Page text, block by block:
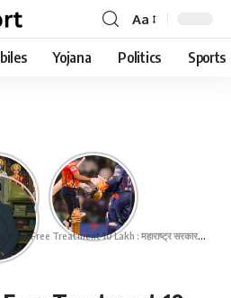
Font
Resizer
Aa
Yojana Politics Sports
10 Lakh : महाराष्ट्र सरकारचा मोठा निर्णय! मिळणार 10 लाख रुपयांपर्यंत मोफत उपचार – 3.45 कोटींहून अधिक लोकांना होणार थेट फायदा.